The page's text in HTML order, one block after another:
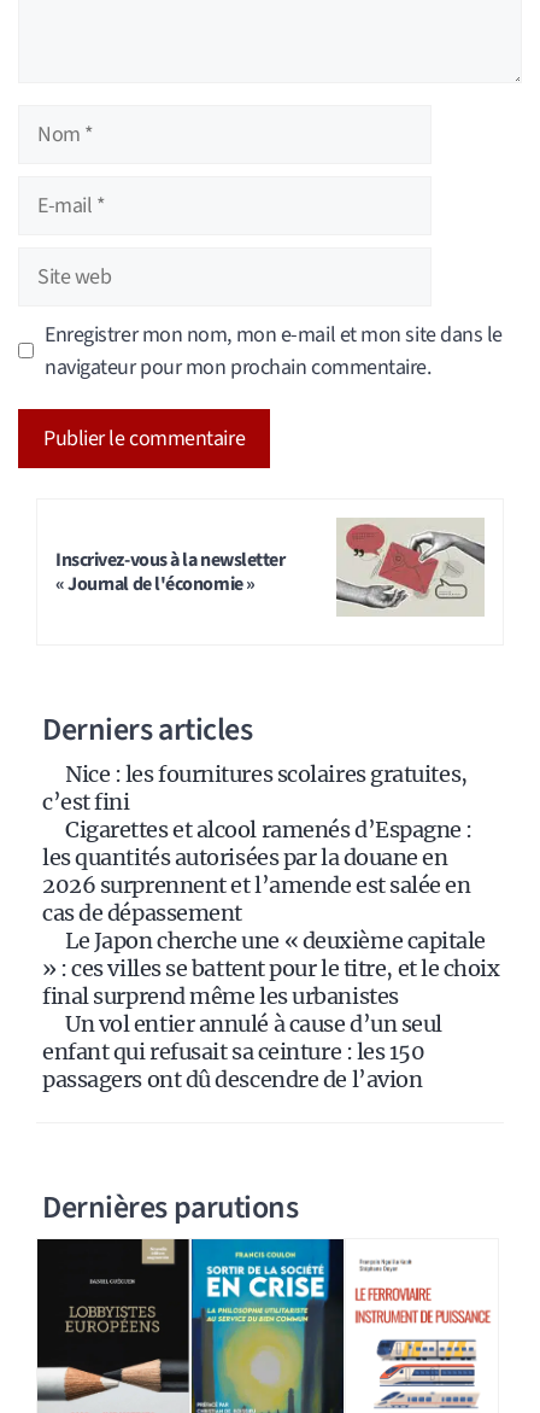
Nom
Site
web
Enregistrer mon nom, mon e-mail et mon site dans le
navigateur pour mon prochain commentaire.
Inscrivez-vous à la newsletter
« Journal de l'économie »
Derniers articles
Nice : les fournitures scolaires gratuites,
c’est fini
Cigarettes et alcool ramenés d’Espagne :
les quantités autorisées par la douane en
2026 surprennent et l’amende est salée en
cas de dépassement
Le Japon cherche une « deuxième capitale
» : ces villes se battent pour le titre, et le choix
final surprend même les urbanistes
Un vol entier annulé à cause d’un seul
enfant qui refusait sa ceinture : les 150
passagers ont dû descendre de l’avion
Dernières parutions